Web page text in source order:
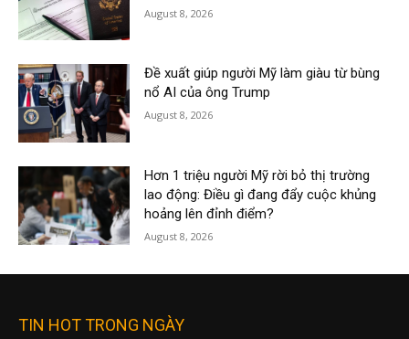
August 8, 2026
Đề xuất giúp người Mỹ làm giàu từ bùng
nổ AI của ông Trump
August 8, 2026
Hơn 1 triệu người Mỹ rời bỏ thị trường
lao động: Điều gì đang đẩy cuộc khủng
hoảng lên đỉnh điểm?
August 8, 2026
TIN HOT TRONG NGÀY